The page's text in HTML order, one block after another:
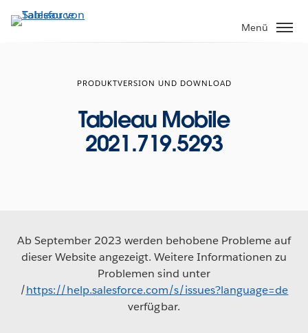
Direkt
zum
Menü
PRODUKTVERSION UND DOWNLOAD
Tableau Mobile
2021.719.5293
Ab September 2023 werden behobene Probleme auf
dieser Website angezeigt. Weitere Informationen zu
Problemen sind unter
/https://help.salesforce.com/s/issues?language=de
verfügbar.